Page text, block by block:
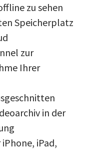
zu sehen
Speicherplatz
zur
Ihrer
in der
iPad,